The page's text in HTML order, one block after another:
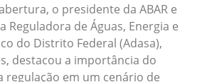
o presidente da ABAR e
Reguladora de Águas, Energia e
do Distrito Federal (Adasa),
destacou a importância do
em um cenário de